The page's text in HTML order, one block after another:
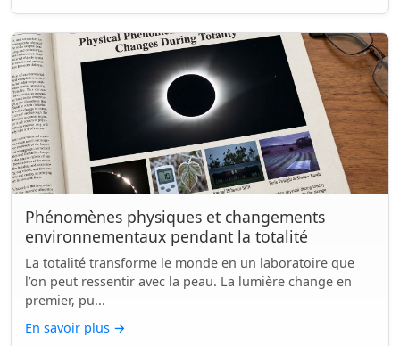
Phénomènes physiques et changements
environnementaux pendant la totalité
La totalité transforme le monde en un laboratoire que
l’on peut ressentir avec la peau. La lumière change en
premier, pu...
En savoir plus →